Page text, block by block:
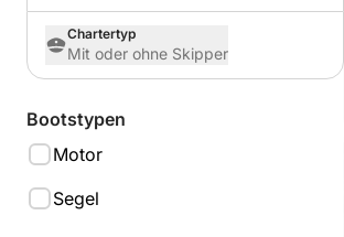
Chartertyp
Mit oder ohne Skipper
Bootstypen
Motor
Segel